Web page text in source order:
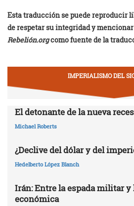
Esta traducción se puede reproducir
de respetar su integridad y
Rebelión.orgcomo fuente de la
IMPERIALISMO DEL
El detonante de la nueva
Michael Roberts
¿Declive del dólar y del
Hedelberto López Blanch
Irán: Entre la espada militar y
económica